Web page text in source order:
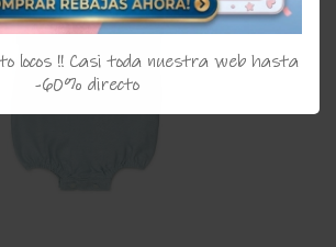
locos !! Casi toda nuestra web hasta
-60% directo